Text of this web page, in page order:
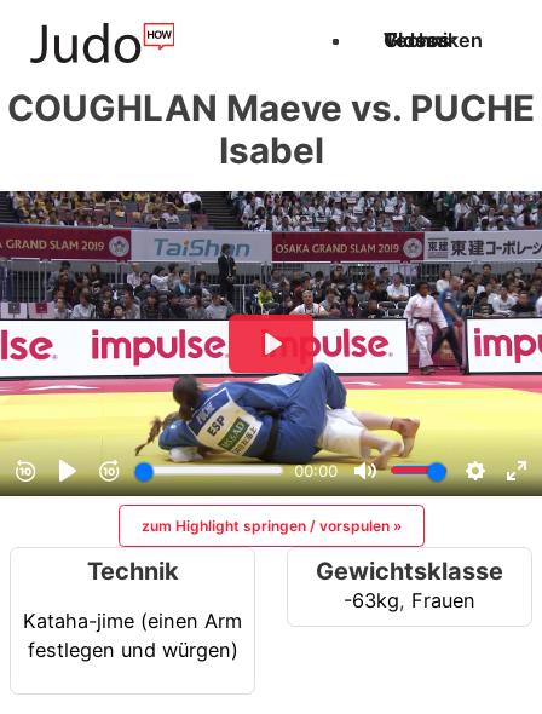
Techniken
Videos
Glossar
COUGHLAN Maeve vs. PUCHE
Isabel
zum Highlight springen / vorspulen »
Technik
Kataha-jime (einen Arm
festlegen und würgen)
Gewichtsklasse
-63kg, Frauen